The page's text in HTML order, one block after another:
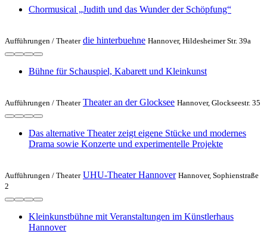
Chormusical „Judith und das Wunder der Schöpfung“
Aufführungen / Theater die hinterbuehne Hannover, Hildesheimer Str. 39a
Bühne für Schauspiel, Kabarett und Kleinkunst
Aufführungen / Theater Theater an der Glocksee Hannover, Glockseestr. 35
Das alternative Theater zeigt eigene Stücke und modernes
Drama sowie Konzerte und experimentelle Projekte
Aufführungen / Theater UHU-Theater Hannover Hannover, Sophienstraße
2
Kleinkunstbühne mit Veranstaltungen im Künstlerhaus
Hannover